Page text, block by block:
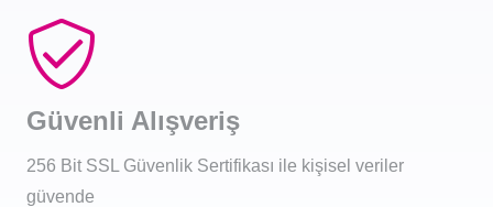
Güvenli Alışveriş
256 Bit SSL Güvenlik Sertifikası ile kişisel veriler
güvende